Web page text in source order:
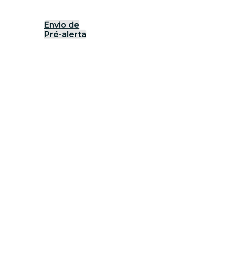
Envio de
Pré-alerta